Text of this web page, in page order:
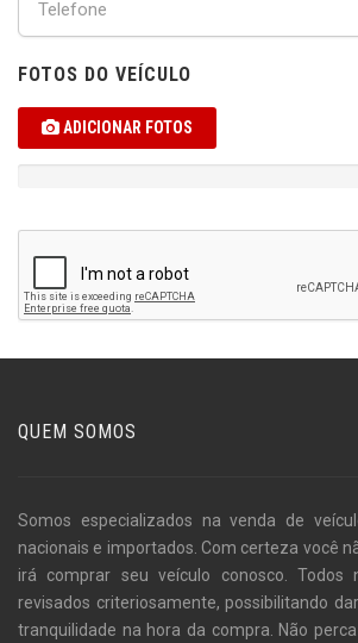
FOTOS DO VEÍCULO
ADICIONAR FOTOS
QUEM SOMOS
Somos especializados na venda de
nacionais e importados. Com certeza você
irá comprar seu veículo conosco. Todos
revisados criteriosamente, possibilitando
tranquilidade na hora da compra. Não